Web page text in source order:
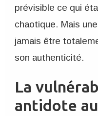
prévisible ce qui
chaotique. Mais
jamais être
son authenticité.
La
antidote